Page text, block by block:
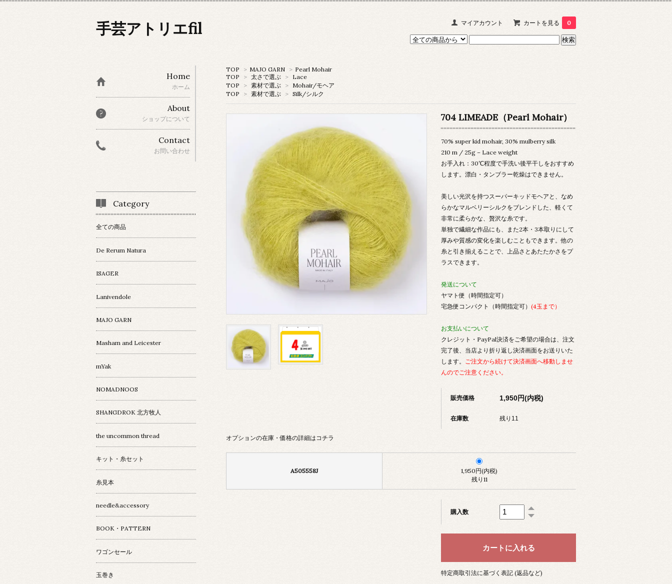
マイアカウント カートを見る 0
手芸アトリエfil
TOP > MAJO GARN > Pearl Mohair
TOP
> 太さで選ぶ > Lace
TOP
> 素材で選ぶ > Mohair/モヘア
TOP
> 素材で選ぶ > Silk/シルク
704 LIMEADE（Pearl Mohair）
70% super kid mohair, 30% mulberry silk
210 m / 25g – Lace weight
お手入れ：30℃程度で手洗い後平干しをおすすめ
します。漂白・タンブラー乾燥はできません。
美しい光沢を持つスーパーキッドモヘアと、なめ
らかなマルベリーシルクをブレンドした、軽くて
非常に柔らかな、贅沢な糸です。
単独で繊細な作品にも、また2本・3本取りにして
厚みや質感の変化を楽しむこともできます。他の
糸と引き揃えることで、上品さとあたたかさをプ
ラスできます。
発送について
ヤマト便（時間指定可）
宅急便コンパクト（時間指定可） (4玉まで）
お支払いについて
クレジット・PayPal決済をご希望の場合は、注文
完了後、当店より折り返し決済画面をお送りいた
します。 ご注文から続けて決済画面へ移動しませ
んのでご注意ください。
販売価格 1,950円(内税)
在庫数 残り11
オプションの在庫・価格の詳細はコチラ
A505558J
1,950円(内税)
残り11
購入数
特定商取引法に基づく表記 (返品など)
Home
ホーム
About
ショップについて
Contact
お問い合わせ
Category
全ての商品
De Rerum Natura
ISAGER
Lanivendole
MAJO GARN
Masham and Leicester
mYak
NOMADNOOS
SHANGDROK 北方牧人
the uncommon thread
キット・糸セット
糸見本
needle&accessory
BOOK・PATTERN
ワゴンセール
玉巻き